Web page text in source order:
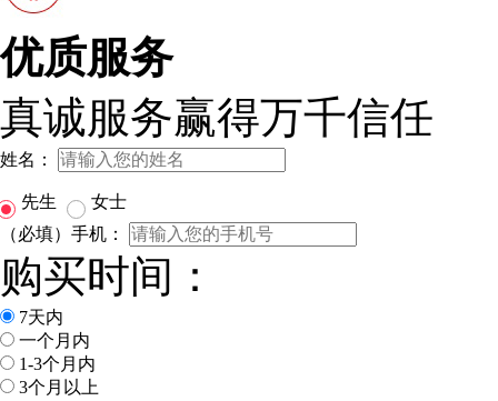
优质服务
真诚服务赢得万千信任
姓名：
先生
女士
（必填）手机：
购买时间：
7天内
一个月内
1-3个月内
3个月以上